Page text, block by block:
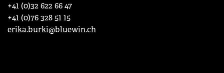
+41 (0)32 622 66 47
+41 (0)76 328 51 15
erika.burki@bluewin.ch